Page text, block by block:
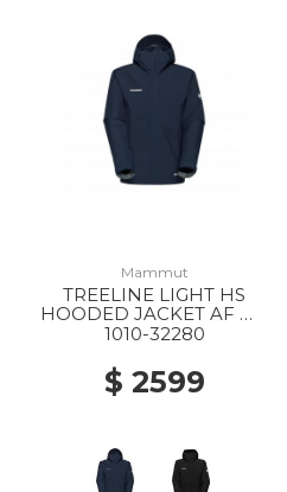
Mammut
TREELINE LIGHT HS
HOODED JACKET AF MS
5118 MARINE
1010-32280
$ 2599